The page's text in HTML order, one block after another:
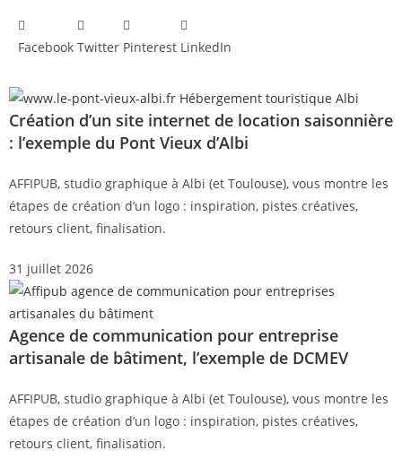
Facebook Twitter Pinterest LinkedIn
Création d’un site internet de location saisonnière
: l’exemple du Pont Vieux d’Albi
AFFIPUB, studio graphique à Albi (et Toulouse), vous montre les
étapes de création d’un logo : inspiration, pistes créatives,
retours client, finalisation.
31 juillet 2026
Agence de communication pour entreprise
artisanale de bâtiment, l’exemple de DCMEV
AFFIPUB, studio graphique à Albi (et Toulouse), vous montre les
étapes de création d’un logo : inspiration, pistes créatives,
retours client, finalisation.